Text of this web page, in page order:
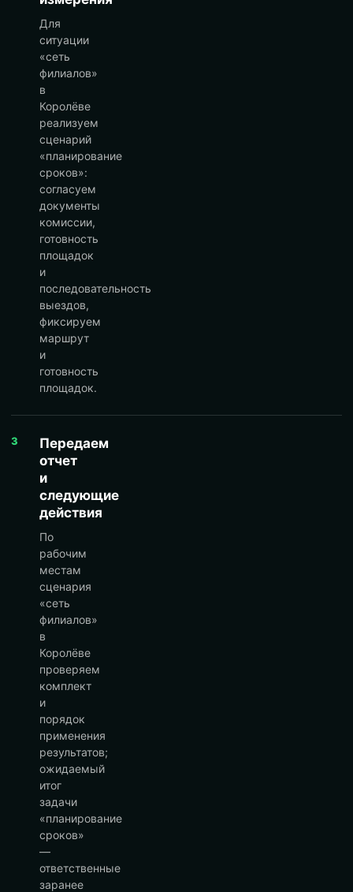
Для
ситуации
«сеть
филиалов»
в
Королёве
реализуем
сценарий
«планирование
сроков»:
согласуем
документы
комиссии,
готовность
площадок
и
последовательность
выездов,
фиксируем
маршрут
и
готовность
площадок.
3
Передаем
отчет
и
следующие
действия
По
рабочим
местам
сценария
«сеть
филиалов»
в
Королёве
проверяем
комплект
и
порядок
применения
результатов;
ожидаемый
итог
задачи
«планирование
сроков»
—
ответственные
заранее